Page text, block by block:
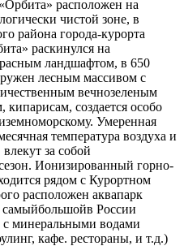
расположен на
чистой зоне, в
района города-курорта
раскинулся на
ландшафтом, в 650
лесным массивом с
вечнозеленым
создается особо
Умеренная
температура воздуха и
за собой
Ионизированный горно-
рядом с Курортном
расположен аквапарк
России
минеральными водами
кафе. рестораны, и т.д.)